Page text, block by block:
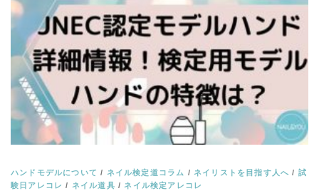
ハンドモデルについて / ネイル検定道コラム /ネイリストを目指す人へ / 試
験日アレコレ / ネイル道具 /ネイル検定アレコレ